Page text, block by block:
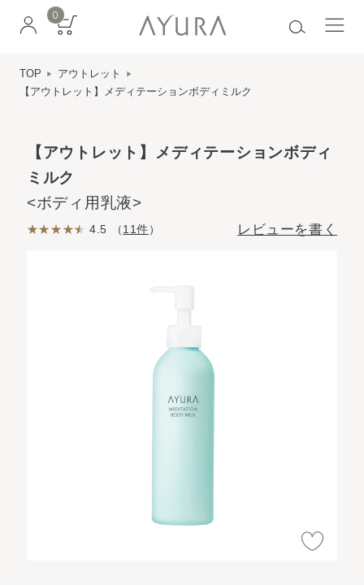
0
TOP
アウトレット
【アウトレット】メディテーションボディミルク
【アウトレット】メディテーションボディ
ミルク
<ボディ用乳液>
4.5 （11件） レビューを書く